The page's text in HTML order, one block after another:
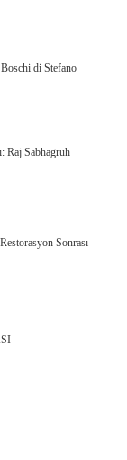
di Stefano
Raj Sabhagruh
Sonrası